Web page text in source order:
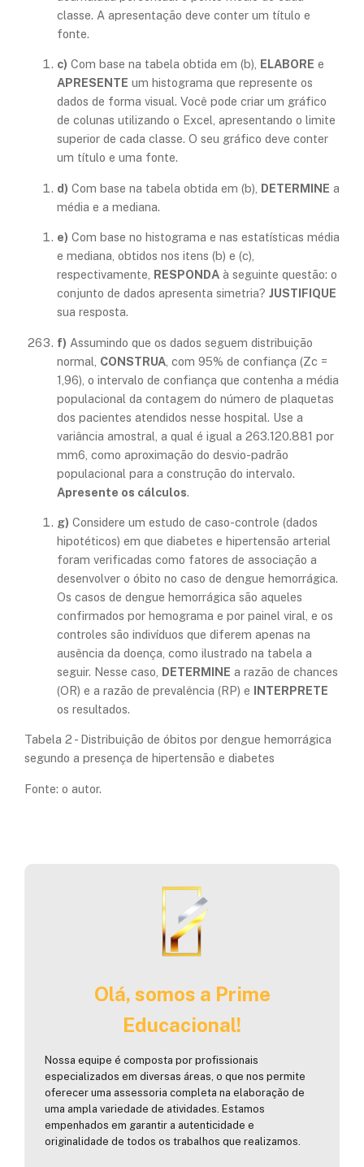
classe. A apresentação deve conter um título e
fonte.
c) Com base na tabela obtida em (b), ELABORE e
APRESENTE um histograma que represente os
dados de forma visual. Você pode criar um gráfico
de colunas utilizando o Excel, apresentando o limite
superior de cada classe. O seu gráfico deve conter
um título e uma fonte.
d) Com base na tabela obtida em (b), DETERMINE a
média e a mediana.
e) Com base no histograma e nas estatísticas média
e mediana, obtidos nos itens (b) e (c),
respectivamente, RESPONDA à seguinte questão: o
conjunto de dados apresenta simetria? JUSTIFIQUE
sua resposta.
f) Assumindo que os dados seguem distribuição
normal, CONSTRUA , com 95% de confiança (Zc =
1,96), o intervalo de confiança que contenha a média
populacional da contagem do número de plaquetas
dos pacientes atendidos nesse hospital. Use a
variância amostral, a qual é igual a 263.120.881 por
mm6, como aproximação do desvio-padrão
populacional para a construção do intervalo.
Apresente os cálculos.
g) Considere um estudo de caso-controle (dados
hipotéticos) em que diabetes e hipertensão arterial
foram verificadas como fatores de associação a
desenvolver o óbito no caso de dengue hemorrágica.
Os casos de dengue hemorrágica são aqueles
confirmados por hemograma e por painel viral, e os
controles são indivíduos que diferem apenas na
ausência da doença, como ilustrado na tabela a
seguir. Nesse caso, DETERMINE a razão de chances
(OR) e a razão de prevalência (RP) e INTERPRETE
os resultados.
Tabela 2 - Distribuição de óbitos por dengue hemorrágica
segundo a presença de hipertensão e diabetes
Fonte: o autor.
Olá, somos a Prime
Educacional!
Nossa equipe é composta por profissionais
especializados em diversas áreas, o que nos permite
oferecer uma assessoria completa na elaboração de
uma ampla variedade de atividades. Estamos
empenhados em garantir a autenticidade e
originalidade de todos os trabalhos que realizamos.